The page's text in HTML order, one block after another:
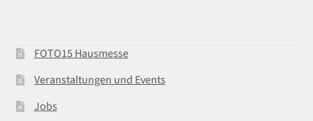
FOTO15 Hausmesse
Veranstaltungen und Events
Jobs